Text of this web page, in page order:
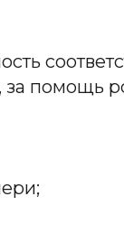
помощь